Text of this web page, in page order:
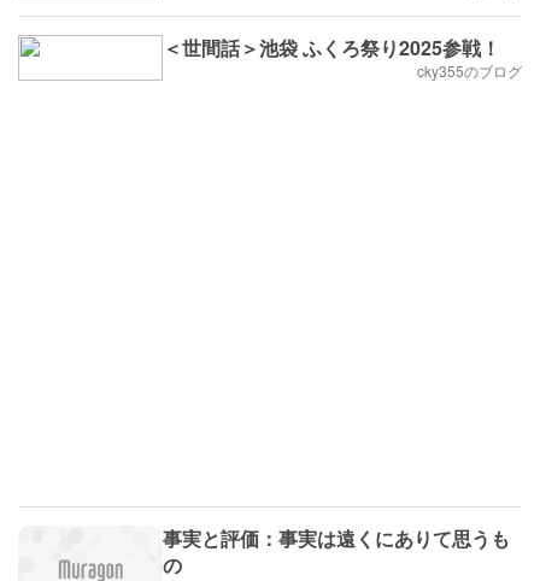
＜世間話＞池袋 ふくろ祭り2025参戦！
cky355のブログ
事実と評価：事実は遠くにありて思うも
の